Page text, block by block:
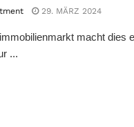
29. MÄRZ 2024
macht
...